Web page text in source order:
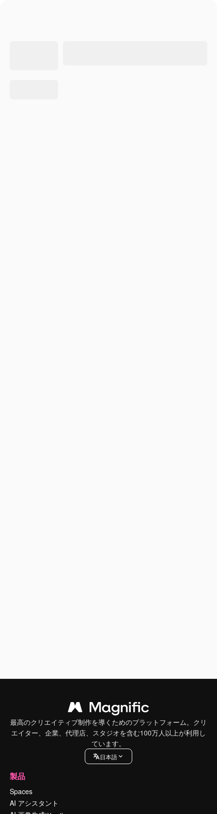
最高のクリエイティブ制作を導くためのプラットフォーム。クリ
エイター、企業、代理店、スタジオを含む100万人以上が利用し
ています。
日本語
製品
Spaces
AI アシスタント